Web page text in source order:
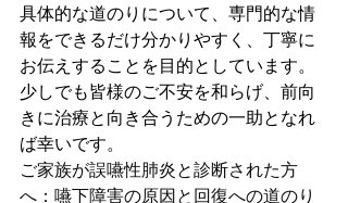
具体的な道のりについて、専門的な情
報をできるだけ分かりやすく、丁寧に
お伝えすることを目的としています。
少しでも皆様のご不安を和らげ、前向
きに治療と向き合うための一助となれ
ば幸いです。
ご家族が誤嚥性肺炎と診断された方
へ：嚥下障害の原因と回復への道のり